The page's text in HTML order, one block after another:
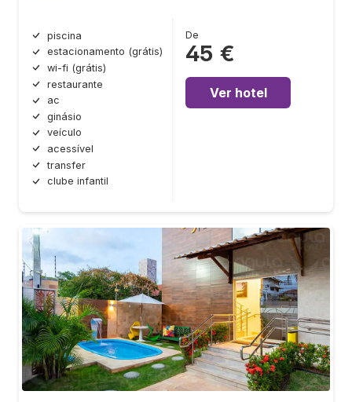
piscina
estacionamento (grátis)
wi-fi (grátis)
restaurante
ac
ginásio
veículo
acessível
transfer
clube infantil
De
45 €
Ver hotel